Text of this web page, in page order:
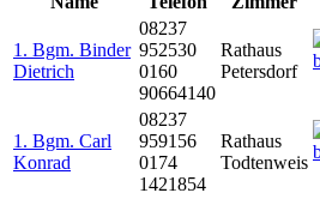
1. Bgm. Binder
Dietrich
08237
952530
0160
90664140
Rathaus
Petersdorf
1. Bgm. Carl
Konrad
08237
959156
0174
1421854
Rathaus
Todtenweis